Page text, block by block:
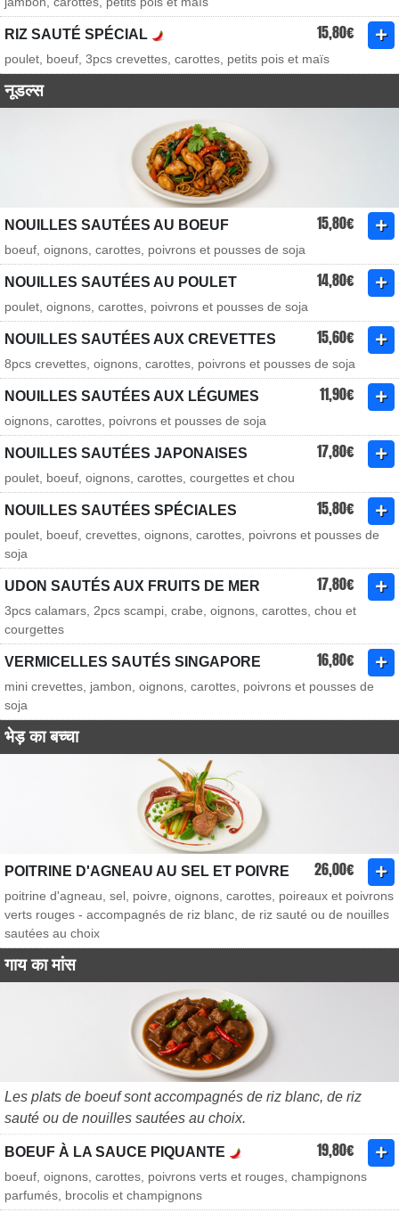
RIZ SAUTÉ SPÉCIAL 15,80€
poulet, boeuf, 3pcs crevettes, carottes, petits pois et maïs
नूडल्स
NOUILLES SAUTÉES AU BOEUF 15,80€
boeuf, oignons, carottes, poivrons et pousses de soja
NOUILLES SAUTÉES AU POULET 14,80€
poulet, oignons, carottes, poivrons et pousses de soja
NOUILLES SAUTÉES AUX CREVETTES 15,60€
8pcs crevettes, oignons, carottes, poivrons et pousses de soja
NOUILLES SAUTÉES AUX LÉGUMES 11,90€
oignons, carottes, poivrons et pousses de soja
NOUILLES SAUTÉES JAPONAISES 17,80€
poulet, boeuf, oignons, carottes, courgettes et chou
NOUILLES SAUTÉES SPÉCIALES 15,80€
poulet, boeuf, crevettes, oignons, carottes, poivrons et pousses de
soja
UDON SAUTÉS AUX FRUITS DE MER 17,80€
3pcs calamars, 2pcs scampi, crabe, oignons, carottes, chou et
courgettes
VERMICELLES SAUTÉS SINGAPORE 16,80€
mini crevettes, jambon, oignons, carottes, poivrons et pousses de
soja
भेड़ का बच्चा
POITRINE D'AGNEAU AU SEL ET POIVRE 26,00€
poitrine d'agneau, sel, poivre, oignons, carottes, poireaux et poivrons
verts rouges - accompagnés de riz blanc, de riz sauté ou de nouilles
sautées au choix
गाय का मांस
Les plats de boeuf sont accompagnés de riz blanc, de riz
sauté ou de nouilles sautées au choix.
BOEUF À LA SAUCE PIQUANTE 19,80€
boeuf, oignons, carottes, poivrons verts et rouges, champignons
parfumés, brocolis et champignons